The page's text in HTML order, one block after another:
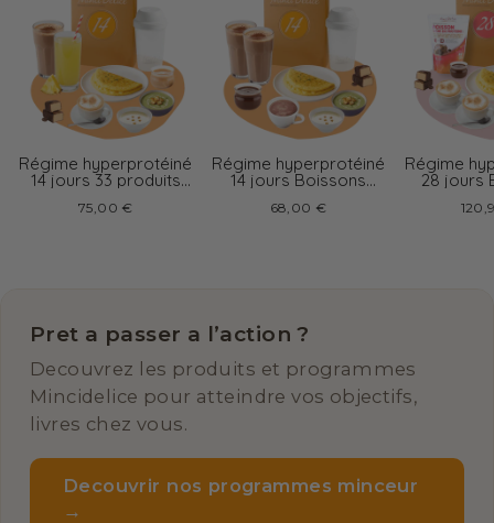
Régime hyperprotéiné
14 jours 33 produits
75,00 €
Régime hyperprotéiné
14 jours Boissons
68,00 €
Régime
28 jours
Pret a passer a l’action ?
Decouvrez les produits et programmes
Mincidelice pour atteindre vos objectifs,
livres chez vous.
Decouvrir nos programmes minceur
→